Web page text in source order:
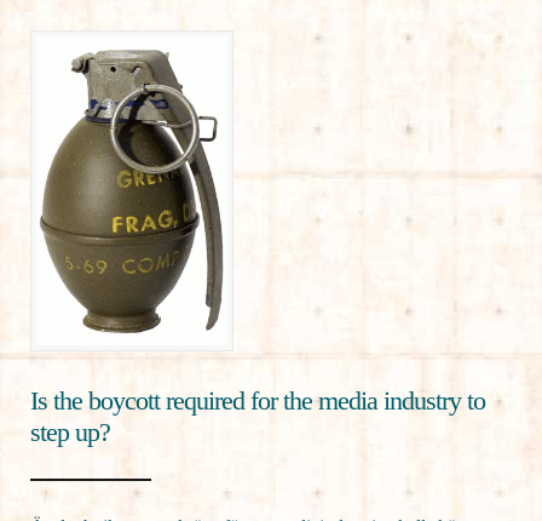
Is the boycott required for the media industry to
step up?